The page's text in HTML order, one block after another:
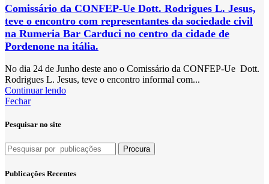
Comissário da CONFEP-Ue Dott. Rodrigues L. Jesus,
teve o encontro com representantes da sociedade civil
na Rumeria Bar Carduci no centro da cidade de
Pordenone na itália.
No dia 24 de Junho deste ano o Comissário da CONFEP-Ue Dott.
Rodrigues L. Jesus, teve o encontro informal com...
Continuar lendo
Fechar
Pesquisar no site
Procura
Publicações Recentes